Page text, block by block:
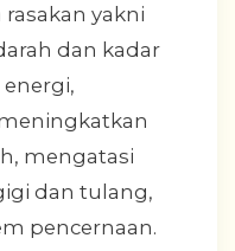
yakni
dan kadar
mengatasi
dan tulang,
pencernaan.